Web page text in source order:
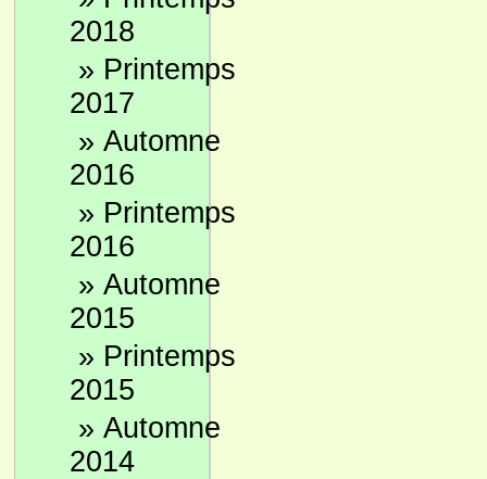
2018
» Printemps
2017
» Automne
2016
» Printemps
2016
» Automne
2015
» Printemps
2015
» Automne
2014